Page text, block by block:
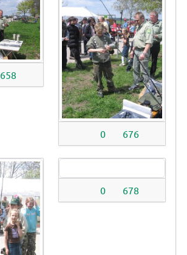
658
0 676
0 678